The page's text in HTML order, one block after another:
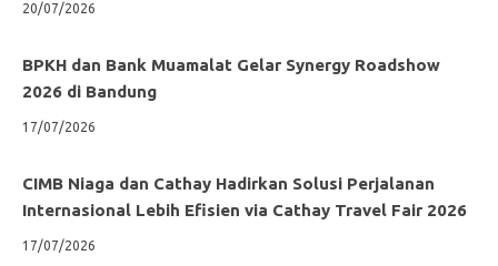
20/07/2026
BPKH dan Bank Muamalat Gelar Synergy Roadshow
2026 di Bandung
17/07/2026
CIMB Niaga dan Cathay Hadirkan Solusi Perjalanan
Internasional Lebih Efisien via Cathay Travel Fair 2026
17/07/2026